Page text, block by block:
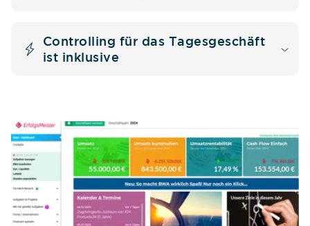
Controlling für das Tagesgeschäft
ist inklusive